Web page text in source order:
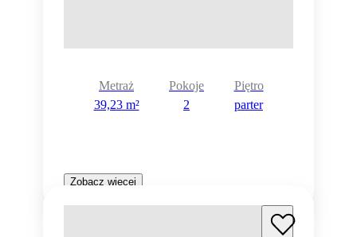
Metraż
39,23 m²
Pokoje
2
Piętro
parter
Zobacz więcej